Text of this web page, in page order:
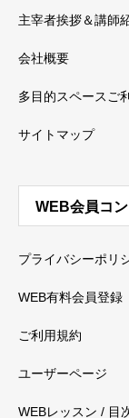
主宰者挨拶＆講師
会社概要
多目的スペースご
サイトマップ
WEB会員コ
プライバシーポリ
WEB有料会員登録
ご利用規約
ユーザーページ
WEBレッスン / 目